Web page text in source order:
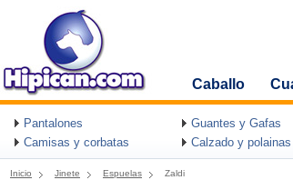
Caballo
Pantalones Guantes y Gafas
Camisas y corbatas
Calzado y polainas
Inicio Jinete Espuelas Zaldi